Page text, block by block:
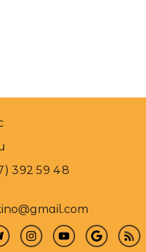
392 59 48